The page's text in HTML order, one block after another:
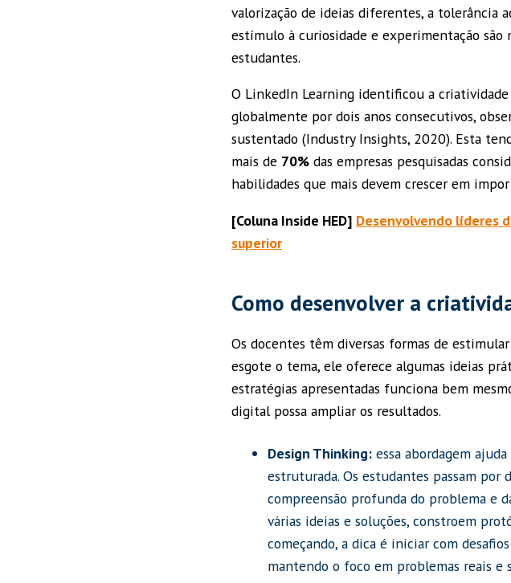
valorização de ideias diferentes, a tolerância
estímulo à curiosidade e experimentação
estudantes.
O LinkedIn Learning identificou a criatividade
globalmente por dois anos consecutivos,
sustentado (Industry Insights, 2020). Esta
mais de 70% das empresas pesquisadas
habilidades que mais devem crescer em
[Coluna Inside HED] Desenvolvendo líderes
superior
Como desenvolver a
Os docentes têm diversas formas de
esgote o tema, ele oferece algumas ideias
estratégias apresentadas funciona bem
digital possa ampliar os resultados.
Design Thinking: essa abordagem
estruturada. Os estudantes passam por
compreensão profunda do problema e
várias ideias e soluções, constroem
começando, a dica é iniciar com
mantendo o foco em problemas reais e